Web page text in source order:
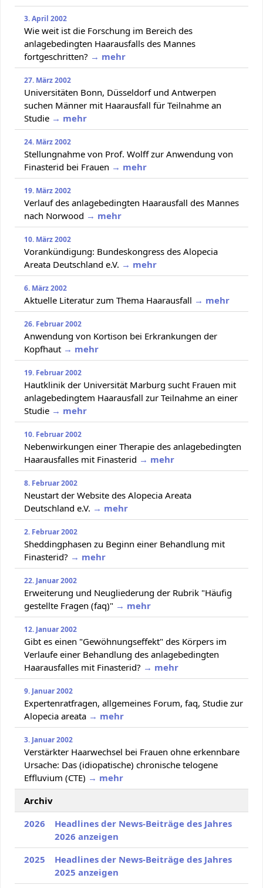
3. April 2002
Wie weit ist die Forschung im Bereich des
anlagebedingten Haarausfalls des Mannes
fortgeschritten? → mehr
27. März 2002
Universitäten Bonn, Düsseldorf und Antwerpen
suchen Männer mit Haarausfall für Teilnahme an
Studie → mehr
24. März 2002
Stellungnahme von Prof. Wolff zur Anwendung von
Finasterid bei Frauen → mehr
19. März 2002
Verlauf des anlagebedingten Haarausfall des Mannes
nach Norwood → mehr
10. März 2002
Vorankündigung: Bundeskongress des Alopecia
Areata Deutschland e.V. → mehr
6. März 2002
Aktuelle Literatur zum Thema Haarausfall → mehr
26. Februar 2002
Anwendung von Kortison bei Erkrankungen der
Kopfhaut → mehr
19. Februar 2002
Hautklinik der Universität Marburg sucht Frauen mit
anlagebedingtem Haarausfall zur Teilnahme an einer
Studie → mehr
10. Februar 2002
Nebenwirkungen einer Therapie des anlagebedingten
Haarausfalles mit Finasterid → mehr
8. Februar 2002
Neustart der Website des Alopecia Areata
Deutschland e.V. → mehr
2. Februar 2002
Sheddingphasen zu Beginn einer Behandlung mit
Finasterid? → mehr
22. Januar 2002
Erweiterung und Neugliederung der Rubrik "Häufig
gestellte Fragen (faq)" → mehr
12. Januar 2002
Gibt es einen "Gewöhnungseffekt" des Körpers im
Verlaufe einer Behandlung des anlagebedingten
Haarausfalles mit Finasterid? → mehr
9. Januar 2002
Expertenratfragen, allgemeines Forum, faq, Studie zur
Alopecia areata → mehr
3. Januar 2002
Verstärkter Haarwechsel bei Frauen ohne erkennbare
Ursache: Das (idiopatische) chronische telogene
Effluvium (CTE) → mehr
Archiv
2026
Headlines der News-Beiträge des Jahres
2026 anzeigen
2025
Headlines der News-Beiträge des Jahres
2025 anzeigen